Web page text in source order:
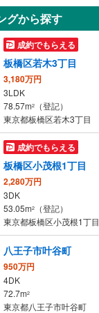
グから探す
成約でもらえる
板橋区若木3丁目
3,180万円
3LDK
78.57m2
（登記）
東京都板橋区若木3丁目
成約でもらえる
板橋区小茂根1丁目
2,280万円
3DK
53.05m2
（登記）
東京都板橋区小茂根1丁目
八王子市叶谷町
950万円
4DK
72.7m2
東京都八王子市叶谷町